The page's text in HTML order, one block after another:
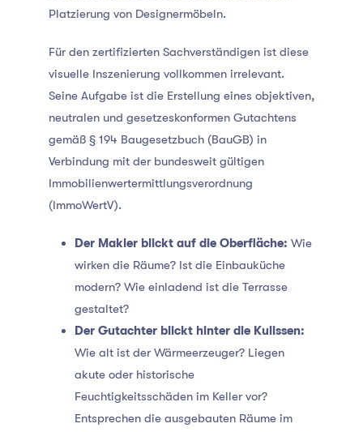
Platzierung von Designermöbeln.
Für den zertifizierten Sachverständigen ist diese
visuelle Inszenierung vollkommen irrelevant.
Seine Aufgabe ist die Erstellung eines objektiven,
neutralen und gesetzeskonformen Gutachtens
gemäß § 194 Baugesetzbuch (BauGB) in
Verbindung mit der bundesweit gültigen
Immobilienwertermittlungsverordnung
(ImmoWertV).
Der Makler blickt auf die Oberfläche: Wie
wirken die Räume? Ist die Einbauküche
modern? Wie einladend ist die Terrasse
gestaltet?
Der Gutachter blickt hinter die Kulissen:
Wie alt ist der Wärmeerzeuger? Liegen
akute oder historische
Feuchtigkeitsschäden im Keller vor?
Entsprechen die ausgebauten Räume im